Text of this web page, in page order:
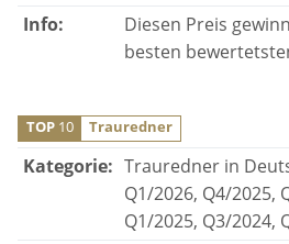
Info:
Diesen Preis
besten
TOP 10 Trauredner
Kategorie: Trauredner in
Q1/2026, Q4/2025,
Q1/2025, Q3/2024,